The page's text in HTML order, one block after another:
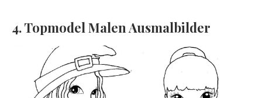
4. Topmodel Malen Ausmalbilder